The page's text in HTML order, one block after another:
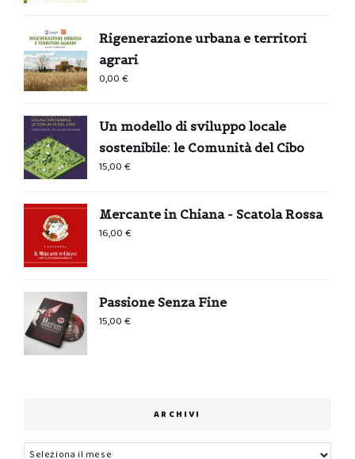
Rigenerazione urbana e territori
agrari
0,00€
Un modello di sviluppo locale
sostenibile: le Comunità del Cibo
15,00€
Mercante in Chiana - Scatola Rossa
16,00€
Passione Senza Fine
15,00€
ARCHIVI
Archivi